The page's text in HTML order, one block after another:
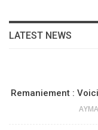
LATEST NEWS
Remaniement :